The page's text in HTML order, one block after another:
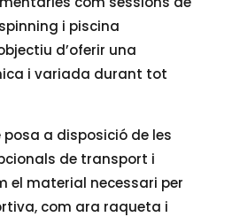
i piscina
d’oferir una
i variada durant tot
posa a disposició de les
de transport i
el material necessari per
com ara raqueta i